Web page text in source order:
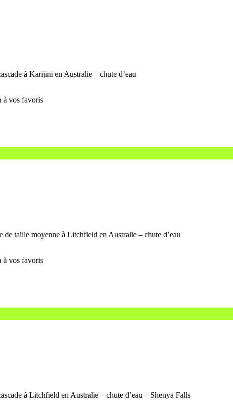
à Karijini en Australie – chute d’eau
de taille moyenne à Litchfield en Australie – chute d’eau
à Litchfield en Australie – chute d’eau – Shenya Falls